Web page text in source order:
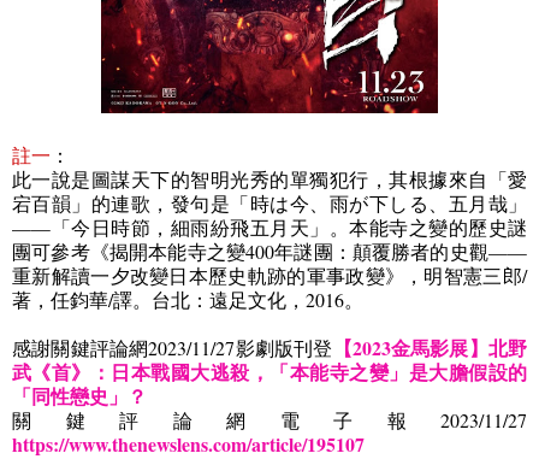
註一 ：
此一說是圖謀天下的智明光秀的單獨犯行，其根據來自「愛
宕百韻」的連歌，發句是「時は今、雨が下しる、五月哉」
——「今日時節，細雨紛飛五月天」。本能寺之變的歷史謎
團可參考《揭開本能寺之變400年謎團：顛覆勝者的史觀——
重新解讀一夕改變日本歷史軌跡的軍事政變》，明智憲三郎/
著，任鈞華/譯。台北：遠足文化， 2016。
感謝關鍵評論網2023/11/27影劇版刊登 【2023金馬影展】北野
武《首》：日本戰國大逃殺，「本能寺之變」是大膽假設的
「同性戀史」？
關鍵評論網電子報 2023/11/27
https://www.thenewslens.com/article/195107